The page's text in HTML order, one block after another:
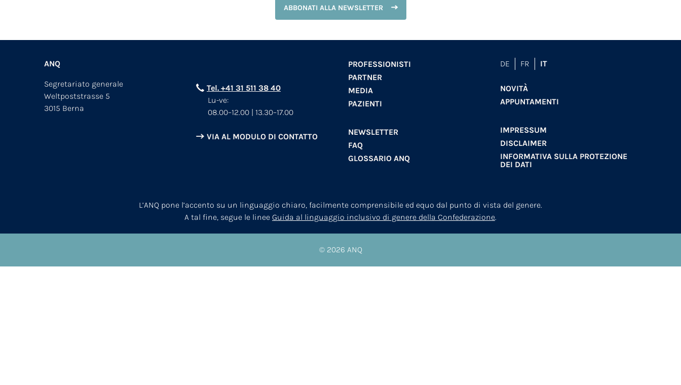
ABBONATI ALLA NEWSLETTER
ANQ
Segretariato generale
Weltpoststrasse 5
3015 Berna
Tel. +41 31 511 38 40
Lu-ve:
08.00–12.00 | 13.30–17.00
VIA AL MODULO DI CONTATTO
PROFESSIONISTI
PARTNER
MEDIA
PAZIENTI
NEWSLETTER
FAQ
GLOSSARIO ANQ
DE FR IT
NOVITÀ
APPUNTAMENTI
IMPRESSUM
DISCLAIMER
INFORMATIVA SULLA PROTEZIONE
DEI DATI
L’ANQ pone l’accento su un linguaggio chiaro, facilmente comprensibile ed equo dal punto di vista del genere.
A tal fine, segue le linee Guida al linguaggio inclusivo di genere della Confederazione.
© 2026 ANQ